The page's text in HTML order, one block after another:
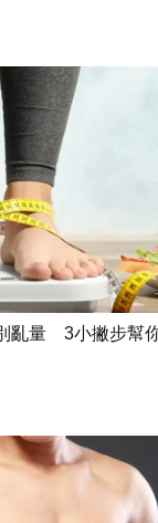
亂量 3小撇步幫